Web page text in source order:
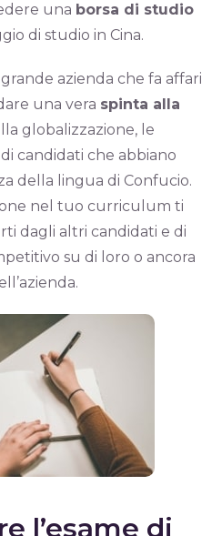
una borsa di studio
di studio in Cina.
azienda che fa affari
una vera spinta alla
globalizzazione, le
candidati che abbiano
della lingua di Confucio.
nel tuo curriculum ti
dagli altri candidati e di
su di loro o ancora
l’esame di